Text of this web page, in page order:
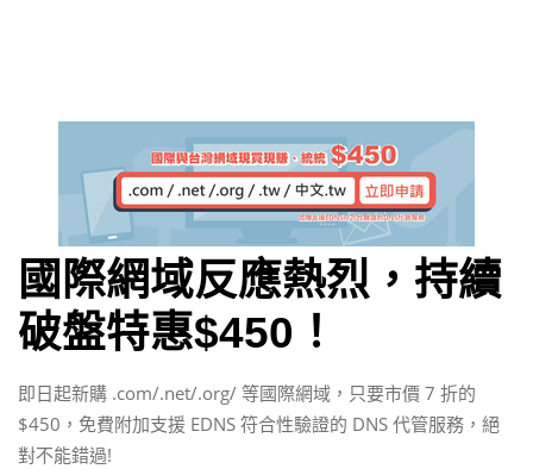
國際網域反應熱烈，持續
破盤特惠$450！
即日起新購 .com/.net/.org/ 等國際網域，只要市價 7 折的
$450，免費附加支援 EDNS 符合性驗證的 DNS 代管服務，絕
對不能錯過!